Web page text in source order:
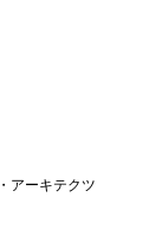
アーキテクツ